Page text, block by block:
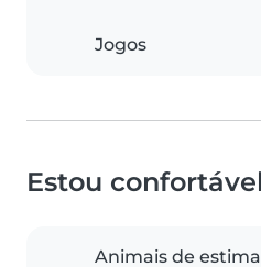
Jogos
Estou
Animais de